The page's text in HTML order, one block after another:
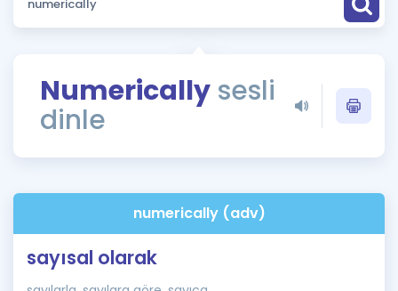
Puan Hesaplama
ÖSYM Sınav Takvimi
Kampanyalar
İngilizce Gramer
Numerically sesli
dinle
numerically (adv)
sayısal olarak